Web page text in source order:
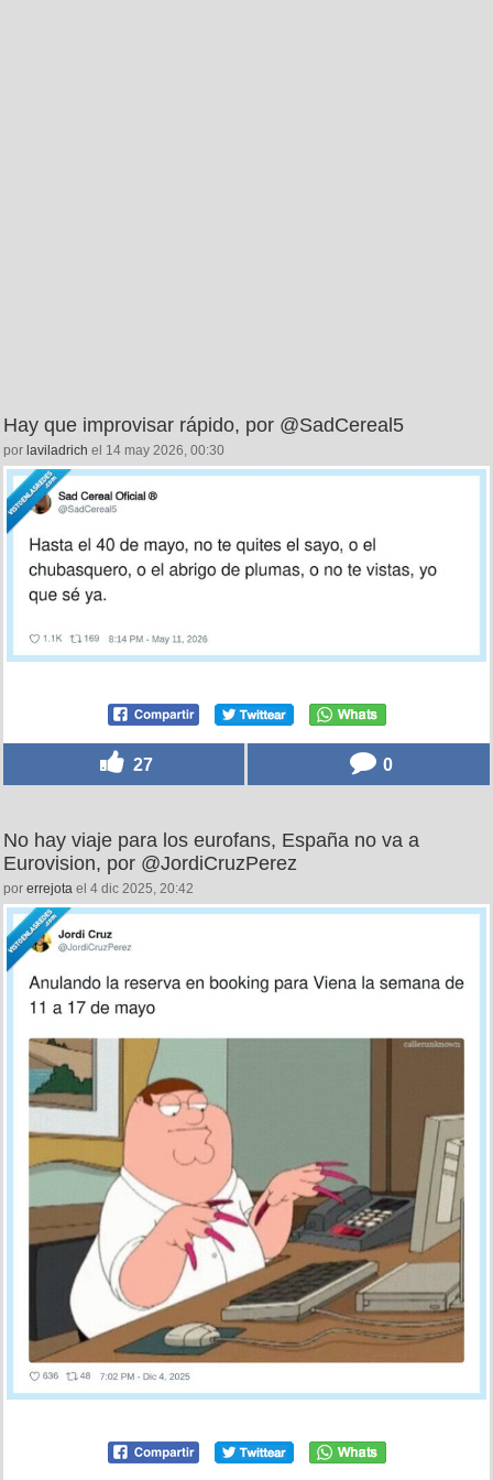
Hay que improvisar rápido, por @SadCereal5
por laviladrich el 14 may 2026, 00:30
27 0
No hay viaje para los eurofans, España no va a
Eurovision, por @JordiCruzPerez
por errejota el 4 dic 2025, 20:42